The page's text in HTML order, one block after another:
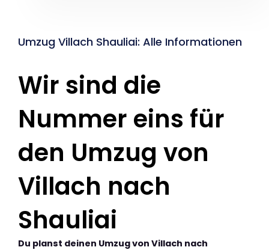
Umzug Villach Shauliai: Alle Informationen
Wir sind die
Nummer eins für
den Umzug von
Villach nach
Shauliai
Du planst deinen Umzug von Villach nach